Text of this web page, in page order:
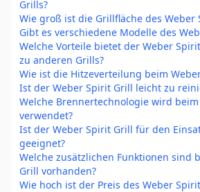
Grills?
Wie groß ist die Grillfläche des Weber
Gibt es verschiedene Modelle des
Welche Vorteile bietet der Weber
zu anderen Grills?
Wie ist die Hitzeverteilung beim
Ist der Weber Spirit Grill leicht zu
Welche Brennertechnologie wird
verwendet?
Ist der Weber Spirit Grill für den
geeignet?
Welche zusätzlichen Funktionen sind
Grill vorhanden?
Wie hoch ist der Preis des Weber